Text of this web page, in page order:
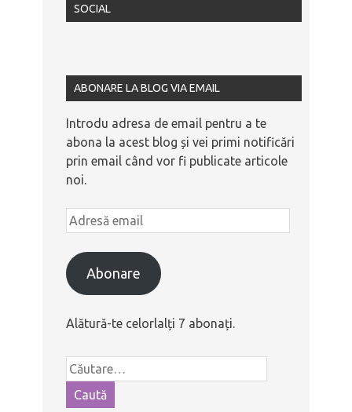
SOCIAL
ABONARE LA BLOG VIA EMAIL
Introdu adresa de email pentru a te
abona la acest blog și vei primi notificări
prin email când vor fi publicate articole
noi.
Abonare
Alătură-te celorlalți 7 abonați.